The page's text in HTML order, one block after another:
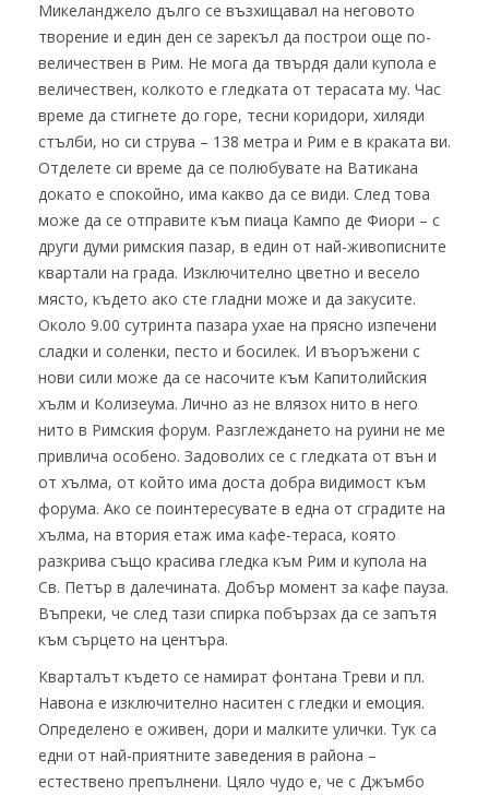
Микеланджело дълго се възхищавал на неговото
творение и един ден се зарекъл да построи още по-
величествен в Рим. Не мога да твърдя дали купола е
величествен, колкото е гледката от терасата му. Час
време да стигнете до горе, тесни коридори, хиляди
стълби, но си струва – 138 метра и Рим е в краката ви.
Отделете си време да се полюбувате на Ватикана
докато е спокойно, има какво да се види. След това
може да се отправите към пиаца Кампо де Фиори – с
други думи римския пазар, в един от най-живописните
квартали на града. Изключително цветно и весело
място, където ако сте гладни може и да закусите.
Около 9.00 сутринта пазара ухае на прясно изпечени
сладки и соленки, песто и босилек. И въоръжени с
нови сили може да се насочите към Капитолийския
хълм и Колизеума. Лично аз не влязох нито в него
нито в Римския форум. Разглеждането на руини не ме
привлича особено. Задоволих се с гледката от вън и
от хълма, от който има доста добра видимост към
форума. Ако се поинтересувате в една от сградите на
хълма, на втория етаж има кафе-тераса, която
разкрива също красива гледка към Рим и купола на
Св. Петър в далечината. Добър момент за кафе пауза.
Въпреки, че след тази спирка побързах да се запътя
към сърцето на центъра.
Кварталът където се намират фонтана Треви и пл.
Навона е изключително наситен с гледки и емоция.
Определено е оживен, дори и малките улички. Тук са
едни от най-приятните заведения в района –
естествено препълнени. Цяло чудо е, че с Джъмбо